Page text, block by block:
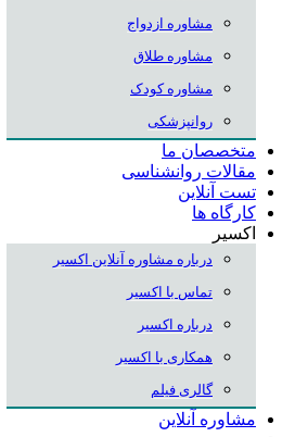
مشاوره ازدواج
مشاوره طلاق
مشاوره کودک
روانپزشکی
متخصصان ما
مقالات روانشناسی
تست آنلاین
کارگاه ها
اکسیر
درباره مشاوره آنلاین اکسیر
تماس با اکسیر
درباره اکسیر
همکاری با اکسیر
گالری فیلم
مشاوره آنلاین